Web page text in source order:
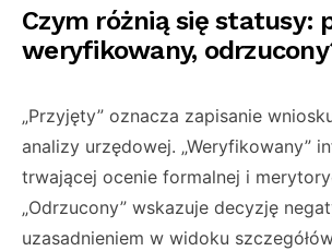
Czym różnią się statusy:
weryfikowany,
„Przyjęty” oznacza zapisanie
analizy urzędowej. „Weryfikowany”
trwającej ocenie formalnej i
„Odrzucony” wskazuje decyzję
uzasadnieniem w widoku